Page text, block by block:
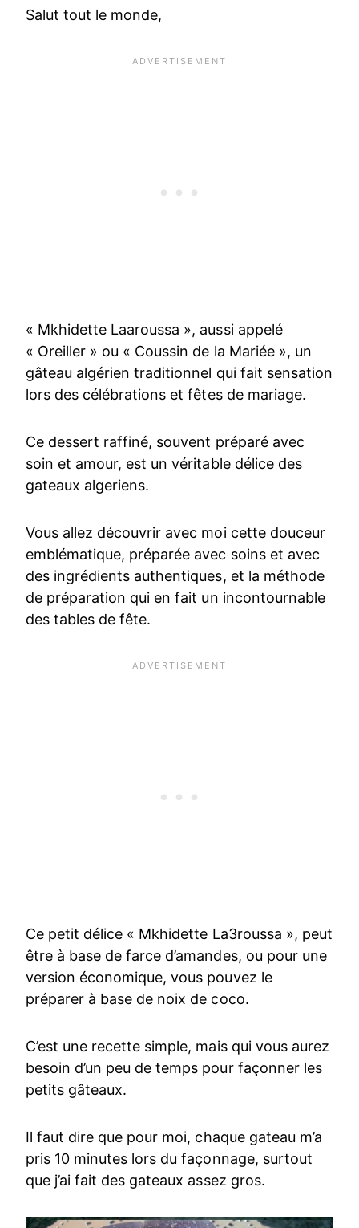
Salut tout le monde,
« Mkhidette Laaroussa », aussi appelé
« Oreiller » ou « Coussin de la Mariée », un
gâteau algérien traditionnel qui fait sensation
lors des célébrations et fêtes de mariage.
Ce dessert raffiné, souvent préparé avec
soin et amour, est un véritable délice des
gateaux algeriens.
Vous allez découvrir avec moi cette douceur
emblématique, préparée avec soins et avec
des ingrédients authentiques, et la méthode
de préparation qui en fait un incontournable
des tables de fête.
Ce petit délice « Mkhidette La3roussa », peut
être à base de farce d’amandes, ou pour une
version économique, vous pouvez le
préparer à base de noix de coco.
C’est une recette simple, mais qui vous aurez
besoin d’un peu de temps pour façonner les
petits gâteaux.
Il faut dire que pour moi, chaque gateau m’a
pris 10 minutes lors du façonnage, surtout
que j’ai fait des gateaux assez gros.